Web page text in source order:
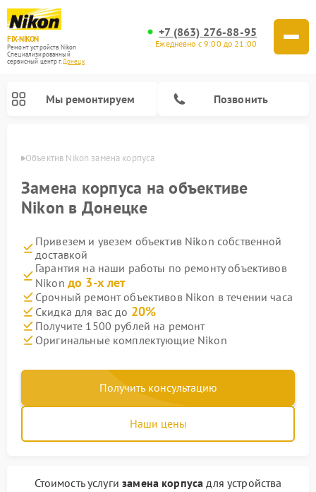
FIX-NIKON
Ремонт устройств Nikon
Специализированный
cервисный центр г.Донецк
+7 (863) 276-88-95
Ежедневно с 9:00 до 21:00
Мы ремонтируем Позвонить
Объектив Nikon замена корпуса
Замена корпуса на объективе
Nikon в Донецке
Привезем и увезем объектив Nikon собственной
доставкой
Гарантия на наши работы по ремонту объективов
Nikon до 3-х лет
Срочный ремонт объективов Nikon в течении часа
Скидка для вас до 20%
Получите 1500 рублей на ремонт
Оригинальные комплектующие Nikon
Получить консультацию
Наши цены
Стоимость услугизамена корпуса для устройства